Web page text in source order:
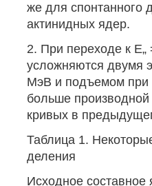
же для спонтанного
актинидных ядер.
2. При переходе к
усложняются двумя
МэВ и подъемом при
больше
кривых в
Таблица 1.
деления
Исходное